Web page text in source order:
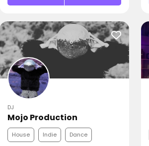
DJ
Mojo Production
House Indie Dance